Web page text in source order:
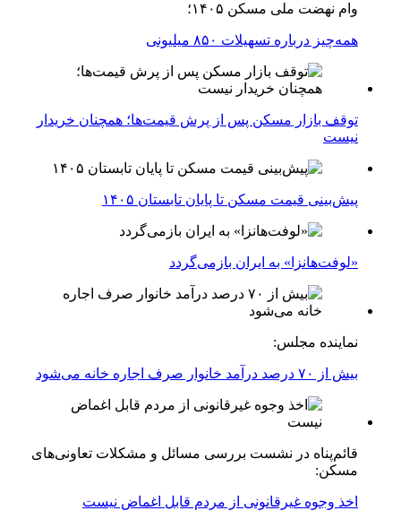
وام نهضت ملی مسکن ۱۴۰۵؛
همه‌چیز درباره تسهیلات ۸۵۰ میلیونی
توقف بازار مسکن پس از پرش قیمت‌ها؛ همچنان خریدار
نیست
پیش‌بینی قیمت مسکن تا پایان تابستان ۱۴۰۵
«لوفت‌هانزا» به ایران بازمی‌گردد
نماینده مجلس:
بیش از ۷۰ درصد درآمد خانوار صرف اجاره خانه می‌شود
قائم‌پناه در نشست بررسی مسائل و مشکلات تعاونی‌های
مسکن:
اخذ وجوه غیرقانونی از مردم قابل اغماض نیست